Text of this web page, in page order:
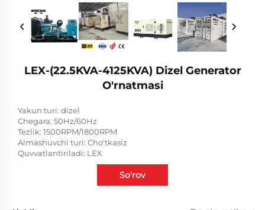
LEX-(22.5KVA-4125KVA) Dizel Generator
O'rnatmasi
Yakun turi: dizel
Chegara: 50Hz/60Hz
Tezlik: 1500RPM/1800RPM
Almashuvchi turi: Cho'tkasiz
Quvvatlantiriladi: LEX
So'rov